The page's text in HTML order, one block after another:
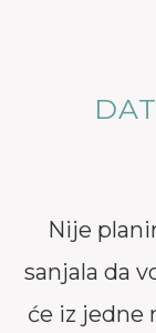
Nije
sanjala da
će iz jedne